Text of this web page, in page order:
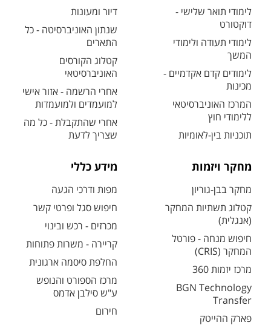
לימודי תואר שלישי -
דוקטורט
לימודי תעודה ולימודי
המשך
לימודים קדם אקדמיים -
מכינות
המרכז האוניברסיטאי
ללימודי חוץ
תוכניות בין-לאומיות
דיור ומעונות
שנתון האוניברסיטה - כל
התארים
קטלוג הקורסים
האוניברסיטאי
אחרי הרשמה - אזור אישי
למועמדים ולמועמדות
אחרי שהתקבלת - כל מה
שצריך לדעת
מחקר ויזמות
מחקר בבן-גוריון
קטלוג תשתיות המחקר
(אנגלית)
חיפוש מנחה - פורטל
המחקר (CRIS)
מרכז יזמות 360
BGN Technology
Transfer
פארק ההייטק
מידע כללי
מפות ודרכי הגעה
חיפוש סגל ופרטי קשר
מכרזים - רכש ובינוי
קריירה - משרות פתוחות
החלפת סיסמה ארגונית
מרכז הספורט והנופש
ע"ש סילבן אדמס
חירום